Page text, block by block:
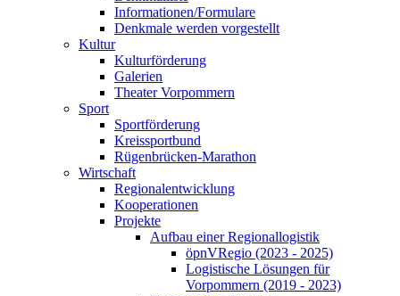
Informationen/Formulare
Denkmale werden vorgestellt
Kultur
Kulturförderung
Galerien
Theater Vorpommern
Sport
Sportförderung
Kreissportbund
Rügenbrücken-Marathon
Wirtschaft
Regionalentwicklung
Kooperationen
Projekte
Aufbau einer Regionallogistik
öpnVRegio (2023 - 2025)
Logistische Lösungen­ für
Vorpommern (2019 - 2023)